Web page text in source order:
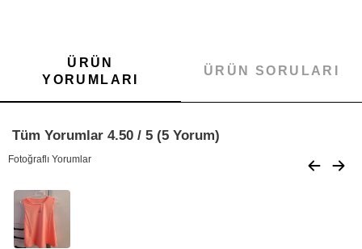
ÜRÜN
YORUMLARI
ÜRÜN SORULARI
Tüm Yorumlar 4.50 / 5 (5 Yorum)
Fotoğraflı Yorumlar